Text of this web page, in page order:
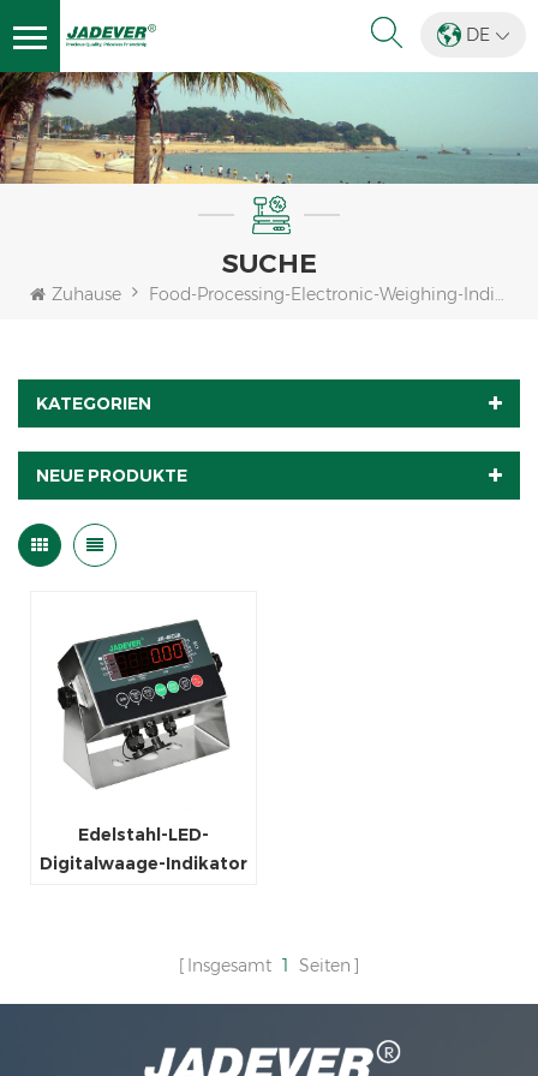
DE
SUCHE
Zuhause Food-Processing-Electronic-Weighing-Indicator
KATEGORIEN
NEUE PRODUKTE
Edelstahl-LED-
Digitalwaage-Indikator
Insgesamt 1 Seiten